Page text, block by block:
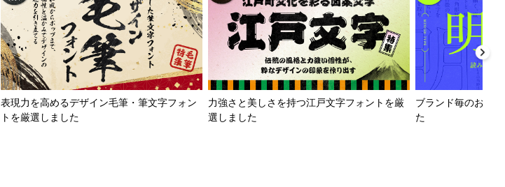
表現力を高めるデザイン毛筆・筆文字フォン
トを厳選しました
力強さと美しさを持つ江戸文字フォントを厳
選しました
ブランド毎のおす
た